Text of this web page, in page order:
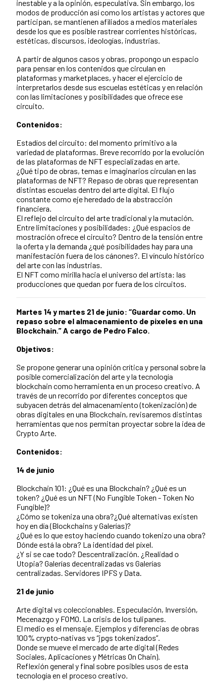
inestable y a la opinión, especulativa. Sin embargo, los
modos de producción así como los artistas y actores que
participan, se mantienen afiliados a medios materiales
desde los que es posible rastrear corrientes históricas,
estéticas, discursos, ideologías, industrias.
A partir de algunos casos y obras, propongo un espacio
para pensar en los contenidos que circulan en
plataformas y marketplaces, y hacer el ejercicio de
interpretarlos desde sus escuelas estéticas y en relación
con las limitaciones y posibilidades que ofrece ese
circuito.
Contenidos:
Estadíos del circuito: del momento primitivo a la
variedad de plataformas. Breve recorrido por la evolución
de las plataformas de NFT especializadas en arte.
¿Qué tipo de obras, temas e imaginarios circulan en las
plataformas de NFT? Repaso de obras que representan
distintas escuelas dentro del arte digital. El flujo
constante como eje heredado de la abstracción
financiera.
El reflejo del circuito del arte tradicional y la mutación.
Entre limitaciones y posibilidades: ¿Qué espacios de
mostración ofrece el circuito? Dentro de la tensión entre
la oferta y la demanda ¿qué posibilidades hay para una
manifestación fuera de los cánones?. El vínculo histórico
del arte con las industrias.
El NFT como mirilla hacia el universo del artista: las
producciones que quedan por fuera de los circuitos.
Martes 14 y martes 21 de junio: “Guardar como. Un
repaso sobre el almacenamiento de pixeles en una
Blockchain.” A cargo de Pedro Falco.
Objetivos:
Se propone generar una opinión crítica y personal sobre la
posible comercialización del arte y la tecnología
blockchain como herramienta en un proceso creativo. A
través de un recorrido por diferentes conceptos que
subyacen detrás del almacenamiento (tokenización) de
obras digitales en una Blockchain, revisaremos distintas
herramientas que nos permitan proyectar sobre la idea de
Crypto Arte.
Contenidos:
14 de junio
Blockchain 101: ¿Qué es una Blockchain? ¿Qué es un
token? ¿Qué es un NFT (No Fungible Token - Token No
Fungible)?
¿Cómo se tokeniza una obra?¿Qué alternativas existen
hoy en día (Blockchains y Galerías)?
¿Qué es lo que estoy haciendo cuando tokenizo una obra?
Dónde está la obra? La identidad del píxel.
¿Y si se cae todo? Descentralización. ¿Realidad o
Utopia? Galerías decentralizadas vs Galerías
centralizadas. Servidores IPFS y Data.
21 de junio
Arte digital vs coleccionables. Especulación, Inversión,
Mecenazgo y FOMO. La crisis de los tulipanes.
El medio es el mensaje. Ejemplos y diferencias de obras
100% crypto-nativas vs “jpgs tokenizados”.
Donde se mueve el mercado de arte digital (Redes
Sociales, Aplicaciones y Métricas On Chain).
Reflexión general y final sobre posibles usos de esta
tecnología en el proceso creativo.